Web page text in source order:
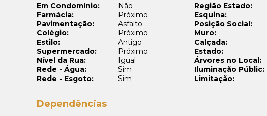
Em Condomínio: Não Região Estado:
Farmácia:
Próximo Esquina:
Pavimentação:
Asfalto Posição Social:
Colégio:
Próximo Muro:
Estilo:
Antigo Calçada:
Supermercado:
Próximo Estado:
Nível da Rua:
Igual Árvores no Local:
Rede - Água:
Sim Iluminação Públic:
Rede - Esgoto:
Sim Limitação:
Dependências